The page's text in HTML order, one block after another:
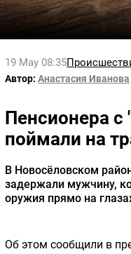
19 May 08:35
Автор: Анастасия Иванова
Пенсионера
поймали на
В Новосёловском
задержали мужчину,
оружия прямо на
Об этом сообщили в